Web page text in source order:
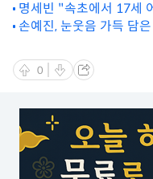
력에 마음 빼앗겨"[화보]
명세빈 "속초에서 17세
렀다"(솔로라서)
손예진, 눈웃음 가득 담
0